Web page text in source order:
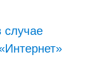
случае